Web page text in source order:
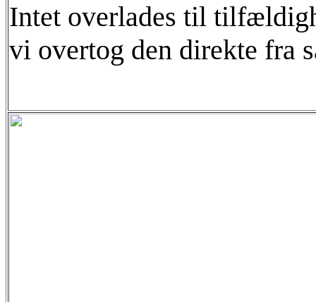
Intet overlades til
vi overtog den direkte fra